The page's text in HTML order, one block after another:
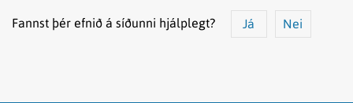
Fannst þér efnið á síðunni hjálplegt? Já Nei